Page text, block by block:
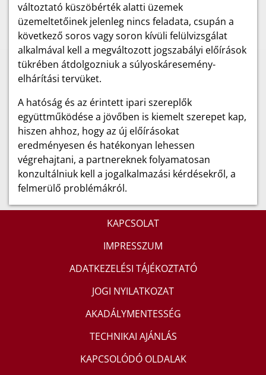
változtató küszöbérték alatti üzemek
üzemeltetőinek jelenleg nincs feladata, csupán a
következő soros vagy soron kívüli felülvizsgálat
alkalmával kell a megváltozott jogszabályi előírások
tükrében átdolgozniuk a súlyoskáresemény-
elhárítási tervüket.
A hatóság és az érintett ipari szereplők
együttműködése a jövőben is kiemelt szerepet kap,
hiszen ahhoz, hogy az új előírásokat
eredményesen és hatékonyan lehessen
végrehajtani, a partnereknek folyamatosan
konzultálniuk kell a jogalkalmazási kérdésekről, a
felmerülő problémákról.
KAPCSOLAT
IMPRESSZUM
ADATKEZELÉSI TÁJÉKOZTATÓ
JOGI NYILATKOZAT
AKADÁLYMENTESSÉG
TECHNIKAI AJÁNLÁS
KAPCSOLÓDÓ OLDALAK